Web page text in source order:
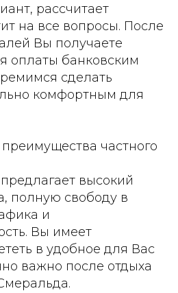
рассчитает
на все вопросы. После
Вы получаете
оплаты банковским
сделать
комфортным для
частного
высокий
полную свободу в
и
Вы имеет
в удобное для Вас
важно после отдыха